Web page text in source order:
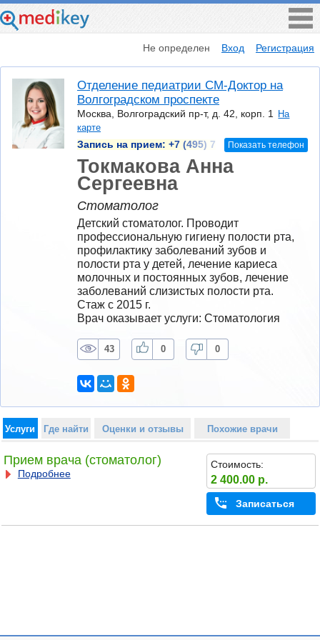
Не определен Вход Регистрация
Отделение педиатрии СМ-Доктор на
Волгоградском проспекте
Москва, Волгоградский пр-т, д. 42, корп. 1
На
карте
Запись на прием: +7 (495) 7 Показать телефон
Токмакова Анна
Сергеевна
Стоматолог
Детский стоматолог. Проводит
профессиональную гигиену полости рта,
профилактику заболеваний зубов и
полости рта у детей, лечение кариеса
молочных и постоянных зубов, лечение
заболеваний слизистых полости рта.
Стаж с 2015 г.
Врач оказывает услуги: Стоматология
43 0 0
Услуги Где найти Оценки и отзывы Похожие врачи
Прием врача (стоматолог)
Подробнее
Стоимость:
2 400.00 р.
Записаться